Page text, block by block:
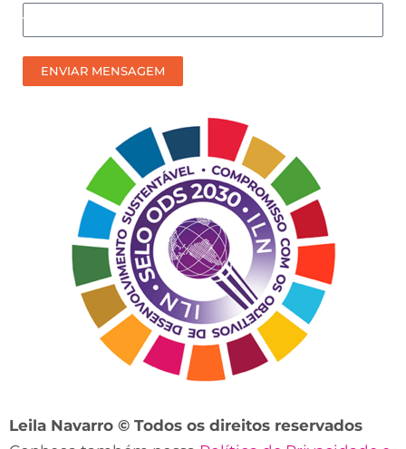
Como
prefere
receber
nosso
ENVIAR MENSAGEM
Leila Navarro © Todos os direitos reservados